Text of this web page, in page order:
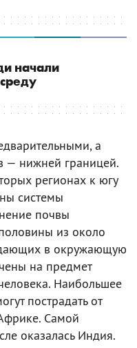
начали
а
— нижней границей.
регионах к югу
системы
почвы
из около
в окружающую
на предмет
Наибольшее
пострадать от
Самой
оказалась Индия.